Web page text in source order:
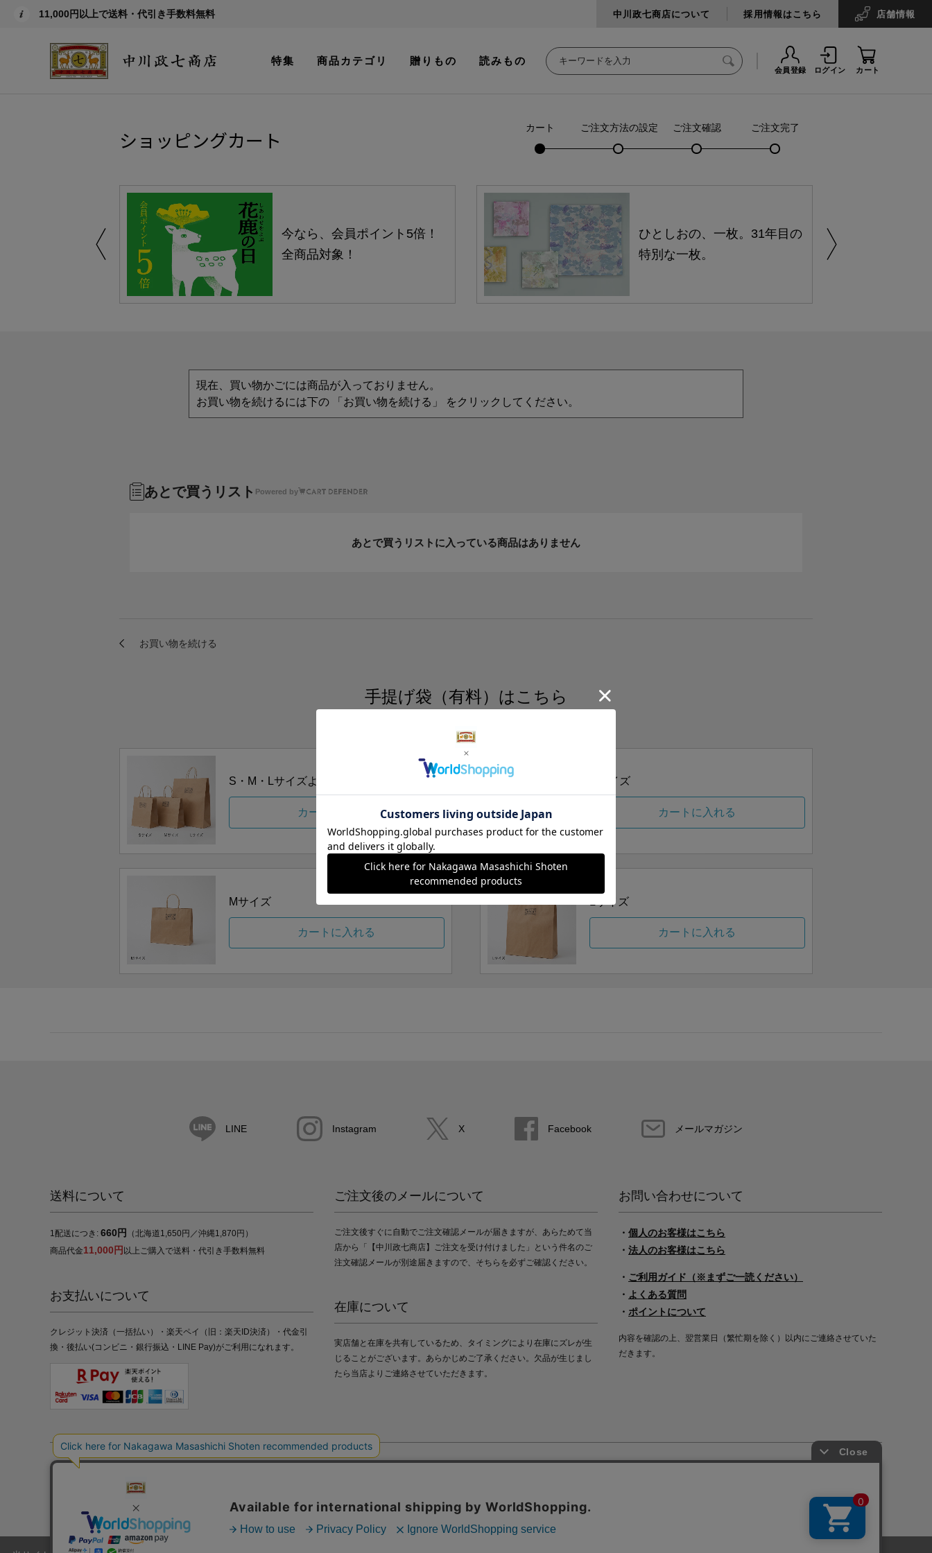
11,000円以上で送料・代引き手数料無料 中川政七商店について 採用情報はこちら 店舗情報
特集 商品カテゴリ 贈りもの 読みもの
会員登録 ログイン カート
ショッピングカート カート ご注文方法の設定 ご注文確認 ご注文完了
今なら、会員ポイント5倍！
全商品対象！
ひとしおの、一枚。31年目の
特別な一枚。
現在、買い物かごには商品が入っておりません。
お買い物を続けるには下の 「お買い物を続ける」 をクリックしてください。
あとで買うリスト Powered by
あとで買うリストに入っている商品はありません
手提げ袋（有料）はこちら
S・M・Lの3つサイズをご用意しております。
S・M・Lサイズより当店にお任せ
カートに入れる
Sサイズ
カートに入れる
Mサイズ
カートに入れる
Lサイズ
カートに入れる
LINE Instagram X Facebook メールマガジン
送料について
1配送につき: 660円
（北海道1,650円／沖縄1,870円）
商品代金11,000円 以上ご購入で送料・代引き手数料無料
お支払いについて
クレジット決済（一括払い）・楽天ペイ（旧：楽天ID決済）・代金引
換・後払い(コンビニ・銀行振込・LINE Pay)がご利用になれます。
ご注文後のメールについて
ご注文後すぐに自動でご注文確認メールが届きますが、あらためて当
店から「【中川政七商店】ご注文を受け付けました」という件名のご
注文確認メールが別途届きますので、そちらを必ずご確認ください。
在庫について
実店舗と在庫を共有しているため、タイミングにより在庫にズレが生
じることがございます。あらかじめご了承ください。欠品が生じまし
たら当店よりご連絡させていただきます。
お問い合わせについて
・ 個人のお客様はこちら
・ 法人のお客様はこちら
・ ご利用ガイド（※まずご一読ください）
・ よくある質問
・ ポイントについて
内容を確認の上、翌営業日（繁忙期を除く）以内にご連絡させていた
だきます。
プライバシーポリシー